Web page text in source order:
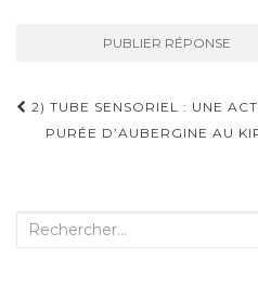
Navigation
d'article
2) TUBE SENSORIEL : UNE
PURÉE D’AUBERGINE AU
Recherche